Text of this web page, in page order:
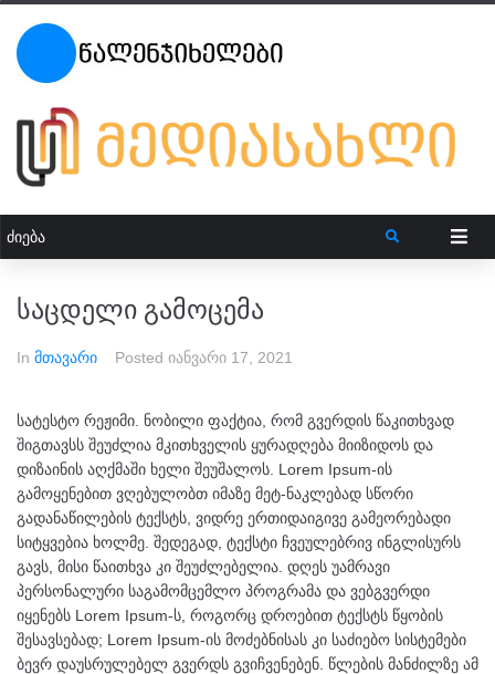
საცდელი გამოცემა
In მთავარი Posted იანვარი 17, 2021
სატესტო რეჟიმი. ნობილი ფაქტია, რომ გვერდის წაკითხვად
შიგთავსს შეუძლია მკითხველის ყურადღება მიიზიდოს და
დიზაინის აღქმაში ხელი შეუშალოს. Lorem Ipsum-ის
გამოყენებით ვღებულობთ იმაზე მეტ-ნაკლებად სწორი
გადანაწილების ტექსტს, ვიდრე ერთიდაიგივე გამეორებადი
სიტყვებია ხოლმე. შედეგად, ტექსტი ჩვეულებრივ ინგლისურს
გავს, მისი წაითხვა კი შეუძლებელია. დღეს უამრავი
პერსონალური საგამომცემლო პროგრამა და ვებგვერდი
იყენებს Lorem Ipsum-ს, როგორც დროებით ტექსტს წყობის
შესავსებად; Lorem Ipsum-ის მოძებნისას კი საძიებო სისტემები
ბევრ დაუსრულებელ გვერდს გვიჩვენებენ. წლების მანძილზე ამ